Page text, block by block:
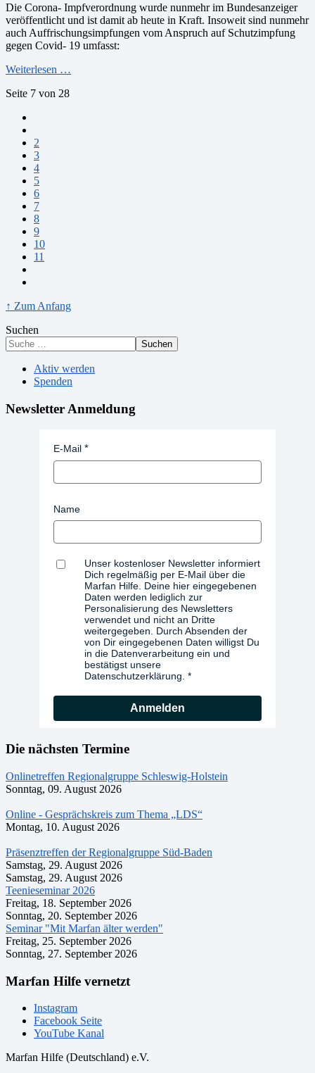
Die Corona- Impfverordnung wurde nunmehr im Bundesanzeiger
veröffentlicht und ist damit ab heute in Kraft. Insoweit sind nunmehr
auch Auffrischungsimpfungen vom Anspruch auf Schutzimpfung
gegen Covid- 19 umfasst:
Weiterlesen …
Seite 7 von 28
2
3
4
5
6
7
8
9
10
11
↑ Zum Anfang
Suchen
Suchen
Aktiv werden
Spenden
Newsletter Anmeldung
E-Mail
Name
Unser kostenloser Newsletter informiert
Dich regelmäßig per E-Mail über die
Marfan Hilfe. Deine hier eingegebenen
Daten werden lediglich zur
Personalisierung des Newsletters
verwendet und nicht an Dritte
weitergegeben. Durch Absenden der
von Dir eingegebenen Daten willigst Du
in die Datenverarbeitung ein und
bestätigst unsere
Datenschutzerklärung.
Anmelden
Die nächsten Termine
Onlinetreffen Regionalgruppe Schleswig-Holstein
Sonntag, 09. August 2026
Online - Gesprächskreis zum Thema „LDS“
Montag, 10. August 2026
Präsenztreffen der Regionalgruppe Süd-Baden
Samstag, 29. August 2026
Samstag, 29. August 2026
Teenieseminar 2026
Freitag, 18. September 2026
Sonntag, 20. September 2026
Seminar "Mit Marfan älter werden"
Freitag, 25. September 2026
Sonntag, 27. September 2026
Marfan Hilfe vernetzt
Instagram
Facebook Seite
YouTube Kanal
Marfan Hilfe (Deutschland) e.V.